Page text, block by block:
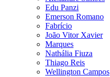
Edu Panzi
Emerson Romano
Fabrício
João Vitor Xavier
Marques
Nathália Fiuza
Thiago Reis
Wellington Campos